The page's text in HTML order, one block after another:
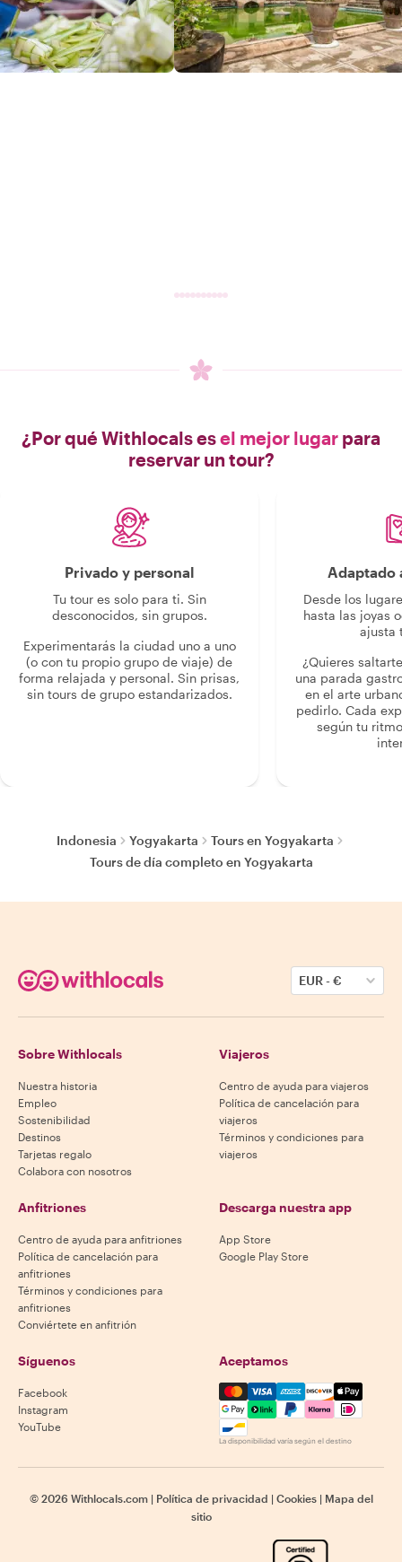
¿Por qué Withlocals esel mejor lugar para
reservar un tour?
Privado y personal
Tu tour es solo para ti. Sin
desconocidos, sin grupos.
Experimentarás la ciudad uno a uno
(o con tu propio grupo de viaje) de
forma relajada y personal. Sin prisas,
sin tours de grupo estandarizados.
Adaptado
Desde los
hasta las joyas
ajusta
¿Quieres
una parada
en el arte
pedirlo. Cada
según tu
Indonesia Yogyakarta
Tours en Yogyakarta
Tours de día completo en Yogyakarta
EUR-€
Sobre Withlocals
Nuestra historia
Empleo
Sostenibilidad
Destinos
Tarjetas regalo
Colabora con nosotros
Viajeros
Centro de ayuda para viajeros
Política de cancelación para
viajeros
Términos y condiciones para
viajeros
Anfitriones
Centro de ayuda para anfitriones
Política de cancelación para
anfitriones
Términos y condiciones para
anfitriones
Conviértete en anfitrión
Descarga nuestra app
App Store
Google Play Store
Síguenos
Facebook
Instagram
YouTube
Aceptamos
Mastercard, Visa, Amex,
La disponibilidad varía según el destino
© 2026 Withlocals.com | Política de privacidad | Cookies | Mapa del
sitio